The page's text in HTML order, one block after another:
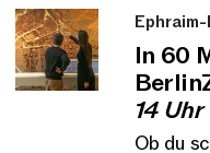
In 60
14 Uhr
Ob du